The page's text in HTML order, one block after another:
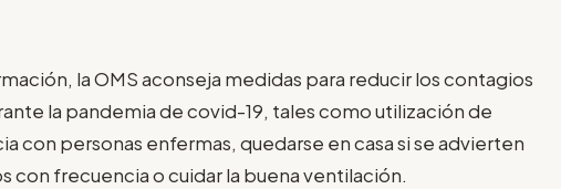
la OMS aconseja medidas para reducir los contagios
la pandemia de covid-19, tales como utilización de
con personas enfermas, quedarse en casa si se advierten
con frecuencia o cuidar la buena ventilación.